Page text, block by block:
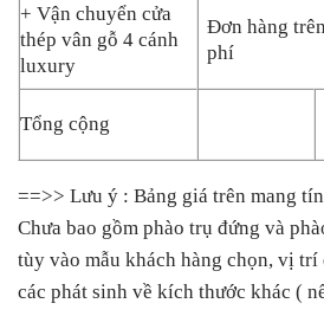
+ Vận chuyển cửa
thép vân gỗ 4 cánh
luxury
Đơn hàng
phí
Tổng cộng
==>> Lưu ý : Bảng giá trên mang
Chưa bao gồm phào trụ đứng và
tùy vào mẫu khách hàng chọn, vị
các phát sinh về kích thước khác (